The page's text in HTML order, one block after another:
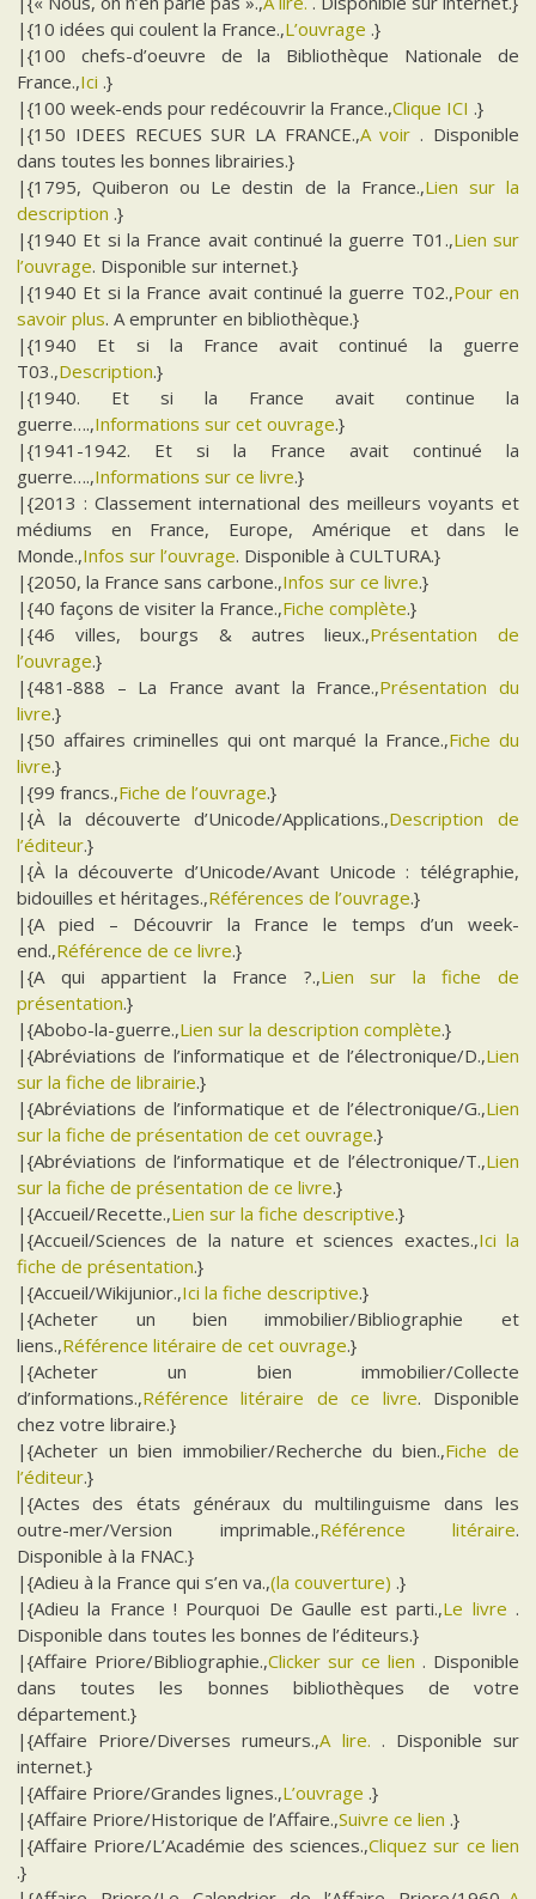
|{10 idées qui coulent la France.,L’ouvrage .}
|{100 chefs-d’oeuvre de la Bibliothèque Nationale de
France.,Ici .}
|{100 week-ends pour redécouvrir la France.,Clique ICI .}
|{150 IDEES RECUES SUR LA FRANCE.,A voir . Disponible
dans toutes les bonnes librairies.}
|{1795, Quiberon ou Le destin de la France.,Lien sur la
description .}
|{1940 Et si la France avait continué la guerre T01.,Lien sur
l’ouvrage. Disponible sur internet.}
|{1940 Et si la France avait continué la guerre T02.,Pour en
savoir plus. A emprunter en bibliothèque.}
|{1940 Et si la France avait continué la guerre
T03.,Description.}
|{1940. Et si la France avait continue la
guerre….,Informations sur cet ouvrage.}
|{1941-1942. Et si la France avait continué la
guerre….,Informations sur ce livre.}
|{2013 : Classement international des meilleurs voyants et
médiums en France, Europe, Amérique et dans le
Monde.,Infos sur l’ouvrage. Disponible à CULTURA.}
|{2050, la France sans carbone.,Infos sur ce livre.}
|{40 façons de visiter la France.,Fiche complète.}
|{46 villes, bourgs & autres lieux.,Présentation de
l’ouvrage.}
|{481-888 – La France avant la France.,Présentation du
livre.}
|{50 affaires criminelles qui ont marqué la France.,Fiche du
livre.}
|{99 francs.,Fiche de l’ouvrage.}
|{À la découverte d’Unicode/Applications.,Description de
l’éditeur.}
|{À la découverte d’Unicode/Avant Unicode : télégraphie,
bidouilles et héritages.,Références de l’ouvrage.}
|{A pied – Découvrir la France le temps d’un week-
end.,Référence de ce livre.}
|{A qui appartient la France ?.,Lien sur la fiche de
présentation.}
|{Abobo-la-guerre.,Lien sur la description complète.}
|{Abréviations de l’informatique et de l’électronique/D.,Lien
sur la fiche de librairie.}
|{Abréviations de l’informatique et de l’électronique/G.,Lien
sur la fiche de présentation de cet ouvrage.}
|{Abréviations de l’informatique et de l’électronique/T.,Lien
sur la fiche de présentation de ce livre.}
|{Accueil/Recette.,Lien sur la fiche descriptive.}
|{Accueil/Sciences de la nature et sciences exactes.,Ici la
fiche de présentation.}
|{Accueil/Wikijunior.,Ici la fiche descriptive.}
|{Acheter un bien immobilier/Bibliographie et
liens.,Référence litéraire de cet ouvrage.}
|{Acheter un bien immobilier/Collecte
d’informations.,Référence litéraire de ce livre. Disponible
chez votre libraire.}
|{Acheter un bien immobilier/Recherche du bien.,Fiche de
l’éditeur.}
|{Actes des états généraux du multilinguisme dans les
outre-mer/Version imprimable.,Référence litéraire.
Disponible à la FNAC.}
|{Adieu à la France qui s’en va.,(la couverture) .}
|{Adieu la France ! Pourquoi De Gaulle est parti.,Le livre .
Disponible dans toutes les bonnes de l’éditeurs.}
|{Affaire Priore/Bibliographie.,Clicker sur ce lien . Disponible
dans toutes les bonnes bibliothèques de votre
département.}
|{Affaire Priore/Diverses rumeurs.,A lire. . Disponible sur
internet.}
|{Affaire Priore/Grandes lignes.,L’ouvrage .}
|{Affaire Priore/Historique de l’Affaire.,Suivre ce lien .}
|{Affaire Priore/L’Académie des sciences.,Cliquez sur ce lien
.}